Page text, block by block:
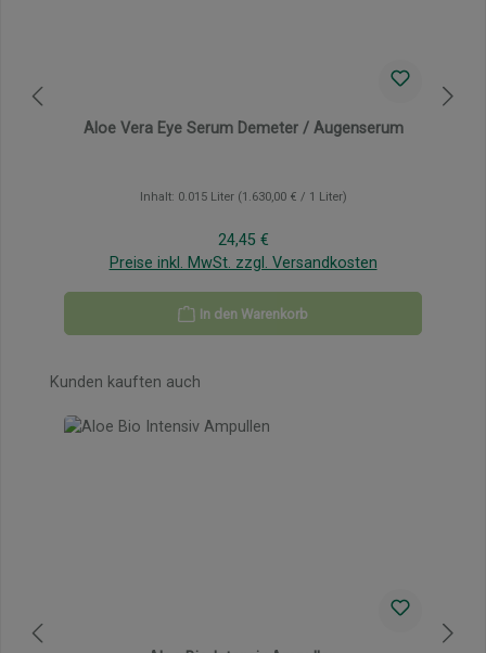
Aloe Vera Eye Serum Demeter / Augenserum
Inhalt: 0.015 Liter (1.630,00 € / 1 Liter)
Regulärer Preis:
24,45 €
Preise inkl. MwSt. zzgl. Versandkosten
In den Warenkorb
Produktgalerie überspringen
Kunden kauften auch